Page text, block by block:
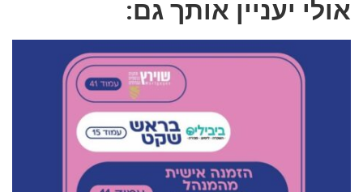
אולי יעניין אותך גם: